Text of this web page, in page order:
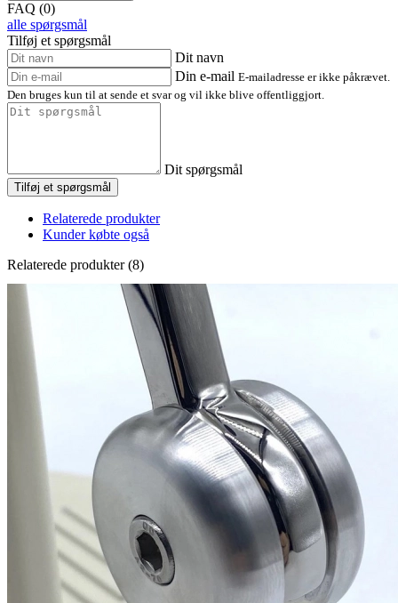
FAQ (0)
alle spørgsmål
Tilføj et spørgsmål
Dit navn
Din e-mail E-mailadresse er ikke påkrævet.
Den bruges kun til at sende et svar og vil ikke blive offentliggjort.
Dit spørgsmål
Tilføj et spørgsmål
Relaterede produkter
Kunder købte også
Relaterede produkter (8)